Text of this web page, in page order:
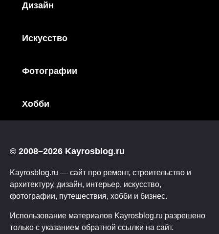
Дизайн
Искусство
Фотографии
Хобби
© 2008–2026 Kayrosblog.ru
Kayrosblog.ru — сайт про ремонт, строительство и
архитектуру, дизайн, интерьер, искусство,
фотографии, путешествия, хобби и бизнес.
Использование материалов Kayrosblog.ru разрешено
только с указанием обратной ссылки на сайт.